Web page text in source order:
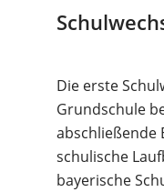
Die erste
Grundschule
abschließende
schulische
bayerische